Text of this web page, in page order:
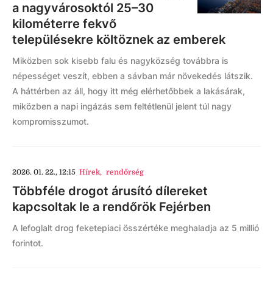
a nagyvárosoktól 25–30
kilométerre fekvő
településekre költöznek az emberek
Miközben sok kisebb falu és nagyközség továbbra is
népességet veszít, ebben a sávban már növekedés látszik.
A háttérben az áll, hogy itt még elérhetőbbek a lakásárak,
miközben a napi ingázás sem feltétlenül jelent túl nagy
kompromisszumot.
2026. 01. 22., 12:15 Hírek, rendőrség
Többféle drogot árusító dílereket
kapcsoltak le a rendőrök Fejérben
A lefoglalt drog feketepiaci összértéke meghaladja az 5 millió
forintot.